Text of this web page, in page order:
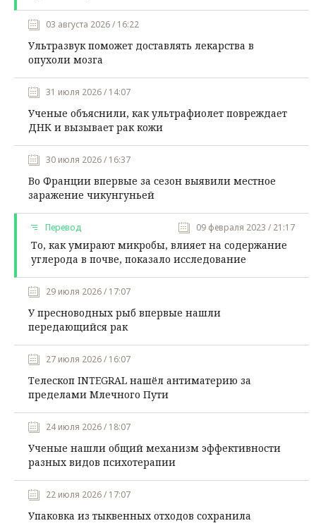
03 августа 2026 / 16:22
Ультразвук поможет доставлять лекарства в
опухоли мозга
31 июля 2026 / 14:07
Ученые объяснили, как ультрафиолет повреждает
ДНК и вызывает рак кожи
30 июля 2026 / 16:37
Во Франции впервые за сезон выявили местное
заражение чикунгуньей
Перевод 09 февраля 2023 / 21:17
То, как умирают микробы, влияет на содержание
углерода в почве, показало исследование
29 июля 2026 / 17:07
У пресноводных рыб впервые нашли
передающийся рак
27 июля 2026 / 16:07
Телескоп INTEGRAL нашёл антиматерию за
пределами Млечного Пути
24 июля 2026 / 18:07
Ученые нашли общий механизм эффективности
разных видов психотерапии
22 июля 2026 / 17:07
Упаковка из тыквенных отходов сохранила